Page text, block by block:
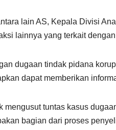
lain AS, Kepala Divisi
lainnya yang terkait
dugaan tindak pidana
dapat memberikan
mengusut tuntas kasus
bagian dari proses